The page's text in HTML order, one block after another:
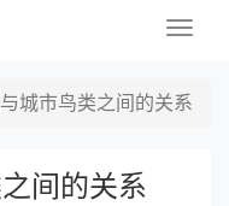
城市鸟类之间的关系
间的关系